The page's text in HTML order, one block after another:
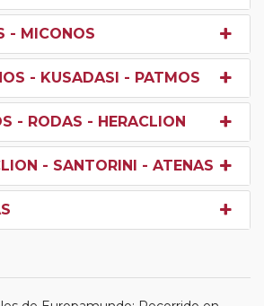
- MICONOS
- KUSADASI - PATMOS
- RODAS - HERACLION
- SANTORINI - ATENAS